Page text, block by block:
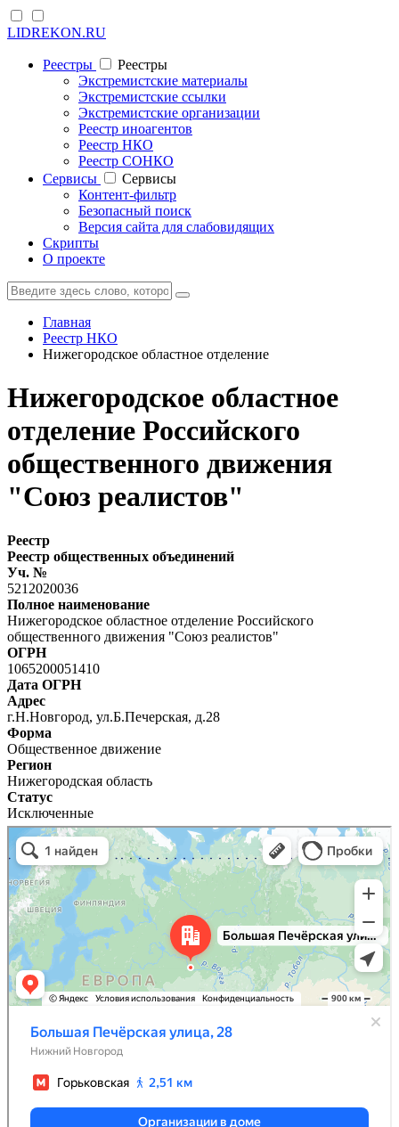
LIDREKON.RU
Реестры
Реестры
Экстремистские материалы
Экстремистские ссылки
Экстремистские организации
Реестр иноагентов
Реестр НКО
Реестр СОНКО
Cервисы
Cервисы
Контент-фильтр
Безопасный поиск
Версия сайта для слабовидящих
Скрипты
О проекте
Главная
Реестр НКО
Нижегородское областное отделение
Нижегородское областное
отделение Российского
общественного движения
"Союз реалистов"
Реестр
Реестр общественных объединений
Уч. №
5212020036
Полное наименование
Нижегородское областное отделение Российского
общественного движения "Союз реалистов"
ОГРН
1065200051410
Дата ОГРН
Адрес
г.Н.Новгород, ул.Б.Печерская, д.28
Форма
Общественное движение
Регион
Нижегородская область
Статус
Исключенные